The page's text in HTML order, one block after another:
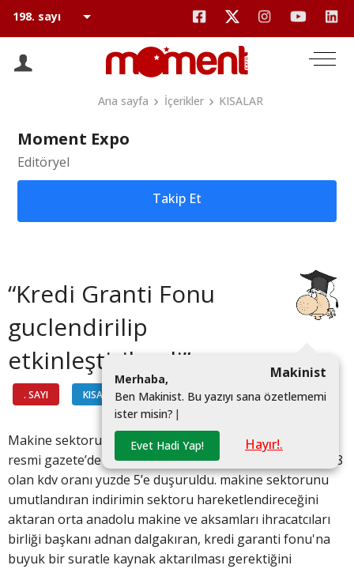
Ana sayfa İçerikler KISALAR
Moment Expo
Editöryel
Takip Et
“Kredi Granti Fonu
guclendirilip
etkinleştirilmeli”
. SAYI KISALAR #
Makinist
Merhaba,
Ben Makinist. Bu yazıyı sana özetlememi
ister misin? |
Evet Hadi Yap! Hayır!.
Makine sektoru 5. onlem paketi ile rahat bir soluk aldı.
resmi gazete’de de yayınlanan kararla sektorde yuzde 18
olan kdv oranı yuzde 5’e duşuruldu. makine sektorunu
umutlandıran indirimin sektoru hareketlendireceğini
aktaran orta anadolu makine ve aksamları ihracatcıları
birliği başkanı adnan dalgakıran, kredi garanti fonu'na
buyuk bir suratle kaynak aktarılması gerektiğini